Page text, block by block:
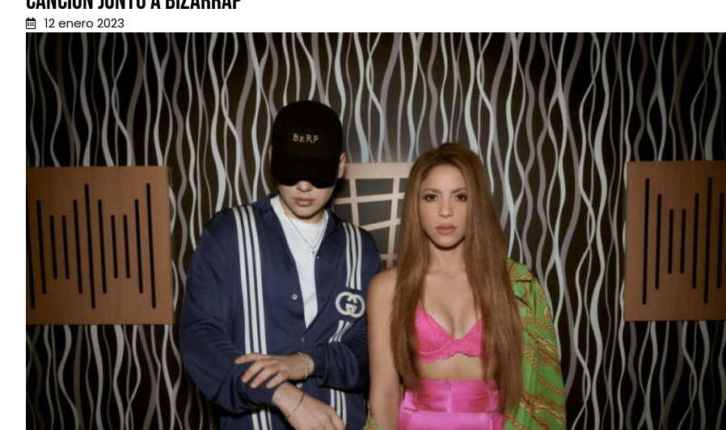
12 enero 2023